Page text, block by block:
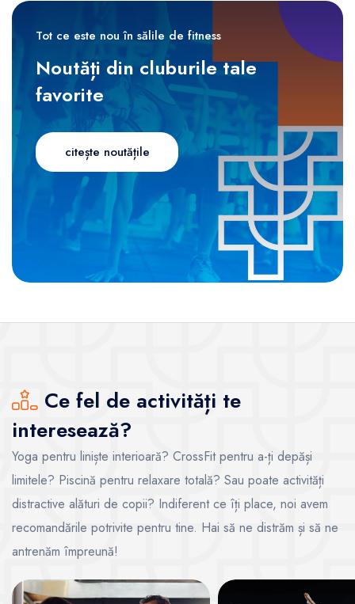
Tot ce este nou în sălile de fitness
Noutăți din cluburile tale
favorite
citește noutățile
Ce fel de activități te
interesează?
Yoga pentru liniște interioară? CrossFit pentru a-ți depăși
limitele? Piscină pentru relaxare totală? Sau poate activități
distractive alături de copii? Indiferent ce îți place, noi avem
recomandările potrivite pentru tine. Hai să ne distrăm și să ne
antrenăm împreună!